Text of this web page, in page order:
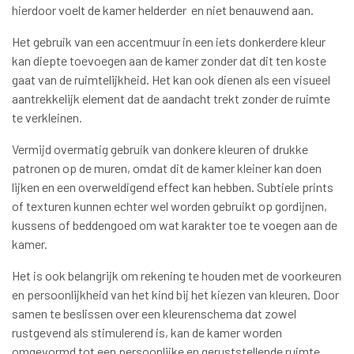
hierdoor voelt de kamer helderder en niet benauwend aan.
Het gebruik van een accentmuur in een iets donkerdere kleur
kan diepte toevoegen aan de kamer zonder dat dit ten koste
gaat van de ruimtelijkheid. Het kan ook dienen als een visueel
aantrekkelijk element dat de aandacht trekt zonder de ruimte
te verkleinen.
Vermijd overmatig gebruik van donkere kleuren of drukke
patronen op de muren, omdat dit de kamer kleiner kan doen
lijken en een overweldigend effect kan hebben. Subtiele prints
of texturen kunnen echter wel worden gebruikt op gordijnen,
kussens of beddengoed om wat karakter toe te voegen aan de
kamer.
Het is ook belangrijk om rekening te houden met de voorkeuren
en persoonlijkheid van het kind bij het kiezen van kleuren. Door
samen te beslissen over een kleurenschema dat zowel
rustgevend als stimulerend is, kan de kamer worden
omgevormd tot een persoonlijke en geruststellende ruimte